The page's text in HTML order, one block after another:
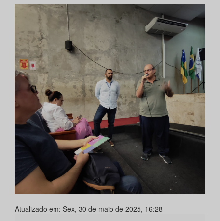
Atualizado em: Sex, 30 de maio de 2025, 16:28